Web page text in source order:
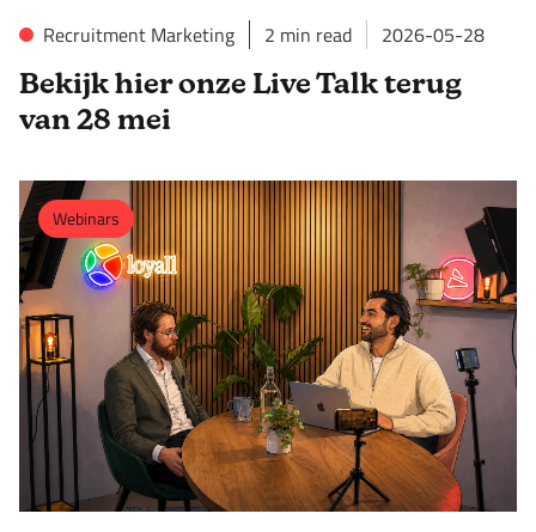
Recruitment Marketing 2 min read 2026-05-28
Bekijk hier onze Live Talk terug
van 28 mei
Webinars